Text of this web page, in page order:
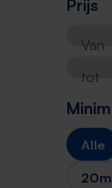
Prijs
Van
tot
Alle